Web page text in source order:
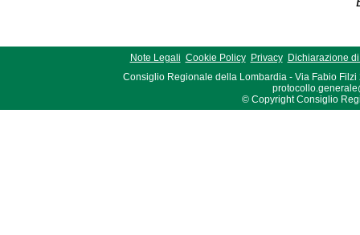
Note Legali Cookie Policy Privacy Dichiarazione
Consiglio Regionale della Lombardia - Via Fabio Filzi
© Copyright Consiglio